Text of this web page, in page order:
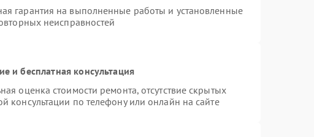
гарантия на выполненные работы и установленные
неисправностей
и бесплатная консультация
оценка стоимости ремонта, отсутствие скрытых
консультации по телефону или онлайн на сайте